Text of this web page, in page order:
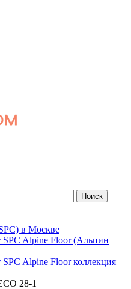
в Москве
Alpine Floor (Альпин
Alpine Floor коллекция
28-1